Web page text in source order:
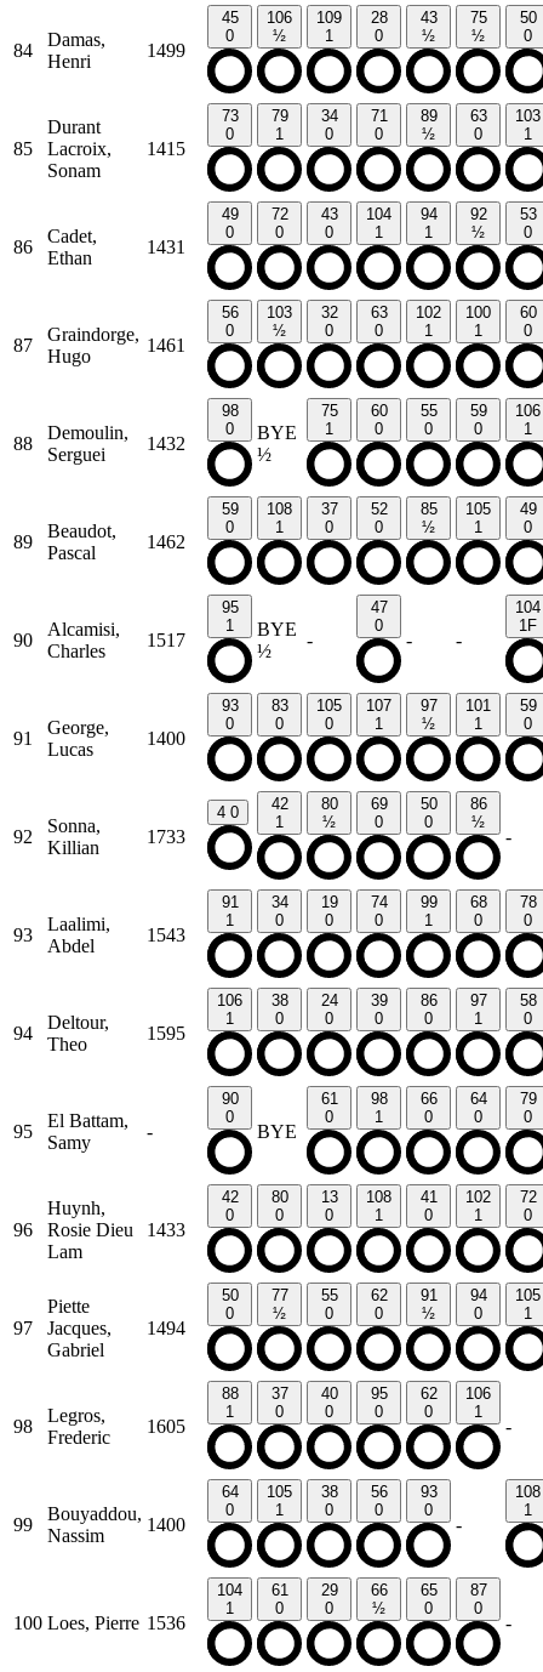
84
Damas,
Henri
1499
45
0
106
½
109
1
28
0
43
½
75
½
50
0
85
Durant
Lacroix,
Sonam
1415
73
0
79
1
34
0
71
0
89
½
63
0
103
1
86
Cadet,
Ethan
1431
49
0
72
0
43
0
104
1
94
1
92
½
53
0
87
Graindorge,
Hugo
1461
56
0
103
½
32
0
63
0
102
1
100
1
60
0
88
Demoulin,
Serguei
1432
98
0
BYE
½
75
1
60
0
55
0
59
0
106
1
89
Beaudot,
Pascal
1462
59
0
108
1
37
0
52
0
85
½
105
1
49
0
90
Alcamisi,
Charles
1517
95
1
BYE
½
-
47
0
- -
104
1F
91
George,
Lucas
1400
93
0
83
0
105
0
107
1
97
½
101
1
59
0
92
Sonna,
Killian
1733
4 0
42
1
80
½
69
0
50
0
86
½
-
93
Laalimi,
Abdel
1543
91
1
34
0
19
0
74
0
99
1
68
0
78
0
94
Deltour,
Theo
1595
106
1
38
0
24
0
39
0
86
0
97
1
58
0
95
El Battam,
Samy
-
90
0
BYE
61
0
98
1
66
0
64
0
79
0
96
Huynh,
Rosie Dieu
Lam
1433
42
0
80
0
13
0
108
1
41
0
102
1
72
0
97
Piette
Jacques,
Gabriel
1494
50
0
77
½
55
0
62
0
91
½
94
0
105
1
98
Legros,
Frederic
1605
88
1
37
0
40
0
95
0
62
0
106
1
-
99
Bouyaddou,
Nassim
1400
64
0
105
1
38
0
56
0
93
0
-
108
1
100 Loes, Pierre 1536
104
1
61
0
29
0
66
½
65
0
87
0
-